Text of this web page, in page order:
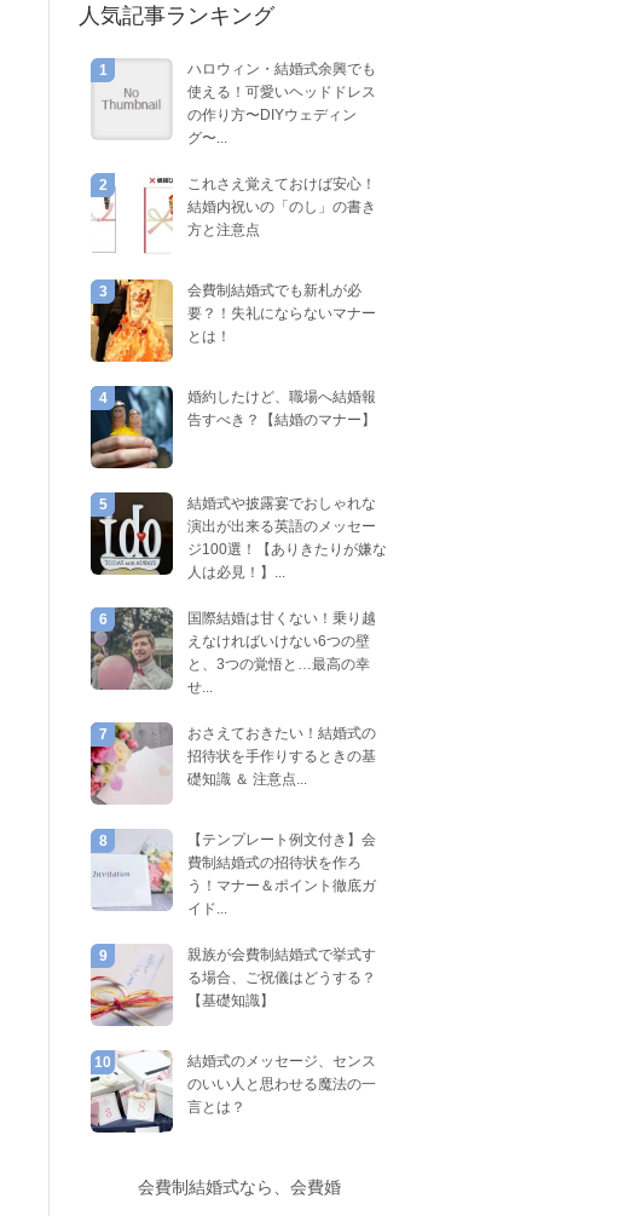
人気記事ランキング
1
ハロウィン・結婚式余興でも
使える！可愛いヘッドドレス
の作り方〜DIYウェディン
グ〜...
2
これさえ覚えておけば安心！
結婚内祝いの「のし」の書き
方と注意点
3
会費制結婚式でも新札が必
要？！失礼にならないマナー
とは！
4
婚約したけど、職場へ結婚報
告すべき？【結婚のマナー】
5
結婚式や披露宴でおしゃれな
演出が出来る英語のメッセー
ジ100選！【ありきたりが嫌な
人は必見！】...
6
国際結婚は甘くない！乗り越
えなければいけない6つの壁
と、3つの覚悟と…最高の幸
せ...
7
おさえておきたい！結婚式の
招待状を手作りするときの基
礎知識 ＆ 注意点...
8
【テンプレート例文付き】会
費制結婚式の招待状を作ろ
う！マナー＆ポイント徹底ガ
イド...
9
親族が会費制結婚式で挙式す
る場合、ご祝儀はどうする？
【基礎知識】
10
結婚式のメッセージ、センス
のいい人と思わせる魔法の一
言とは？
会費制結婚式なら、会費婚